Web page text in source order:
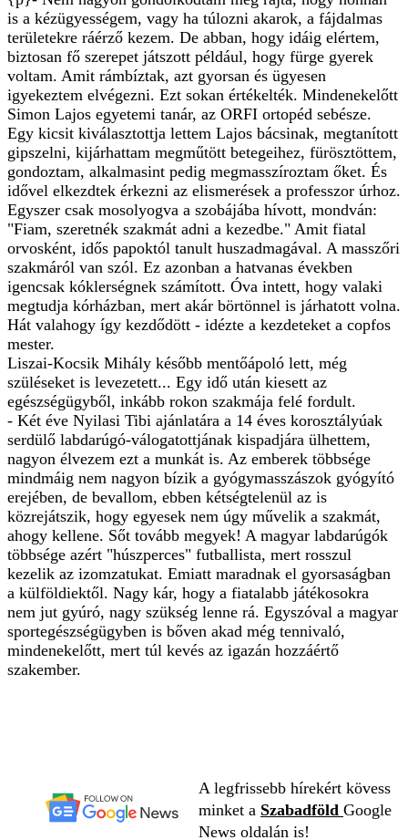
is a kézügyességem, vagy ha túlozni akarok, a fájdalmas
területekre ráérző kezem. De abban, hogy idáig elértem,
biztosan fő szerepet játszott például, hogy fürge gyerek
voltam. Amit rámbíztak, azt gyorsan és ügyesen
igyekeztem elvégezni. Ezt sokan értékelték. Mindenekelőtt
Simon Lajos egyetemi tanár, az ORFI ortopéd sebésze.
Egy kicsit kiválasztottja lettem Lajos bácsinak, megtanított
gipszelni, kijárhattam megműtött betegeihez, fürösztöttem,
gondoztam, alkalmasint pedig megmasszíroztam őket. És
idővel elkezdtek érkezni az elismerések a professzor úrhoz.
Egyszer csak mosolyogva a szobájába hívott, mondván:
"Fiam, szeretnék szakmát adni a kezedbe." Amit fiatal
orvosként, idős papoktól tanult huszadmagával. A masszőri
szakmáról van szól. Ez azonban a hatvanas években
igencsak kóklerségnek számított. Óva intett, hogy valaki
megtudja kórházban, mert akár börtönnel is járhatott volna.
Hát valahogy így kezdődött - idézte a kezdeteket a copfos
mester.
Liszai-Kocsik Mihály később mentőápoló lett, még
szüléseket is levezetett... Egy idő után kiesett az
egészségügyből, inkább rokon szakmája felé fordult.
- Két éve Nyilasi Tibi ajánlatára a 14 éves korosztályúak
serdülő labdarúgó-válogatottjának kispadjára ülhettem,
nagyon élvezem ezt a munkát is. Az emberek többsége
mindmáig nem nagyon bízik a gyógymasszászok gyógyító
erejében, de bevallom, ebben kétségtelenül az is
közrejátszik, hogy egyesek nem úgy művelik a szakmát,
ahogy kellene. Sőt tovább megyek! A magyar labdarúgók
többsége azért "húszperces" futballista, mert rosszul
kezelik az izomzatukat. Emiatt maradnak el gyorsaságban
a külföldiektől. Nagy kár, hogy a fiatalabb játékosokra
nem jut gyúró, nagy szükség lenne rá. Egyszóval a magyar
sportegészségügyben is bőven akad még tennivaló,
mindenekelőtt, mert túl kevés az igazán hozzáértő
szakember.
A legfrissebb hírekért kövess
minket a Szabadföld Google
News oldalán is!